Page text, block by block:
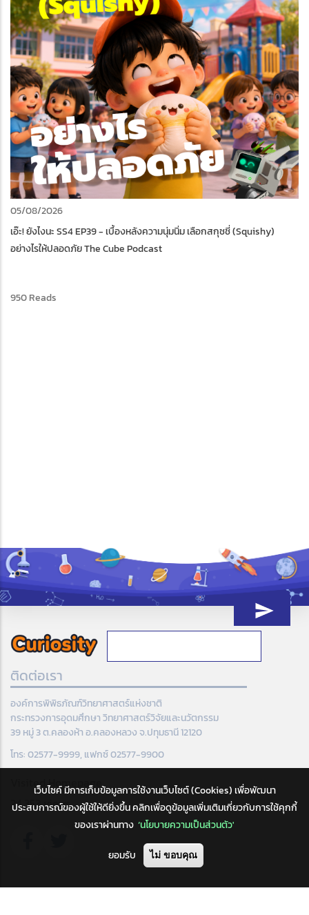
05/08/2026
เอ๊ะ! ยังไงนะ SS4 EP39 - เบื้องหลังความนุ่มนิ่ม เลือกสกุชชี่ (Squishy)
อย่างไรให้ปลอดภัย The Cube Podcast
950 Reads
ติดต่อเรา
องค์การพิพิธภัณฑ์วิทยาศาสตร์แห่งชาติ
กระทรวงการอุดมศึกษา วิทยาศาสตร์วิจัยและนวัตกรรม
39 หมู่ 3 ต.คลองห้า อ.คลองหลวง จ.ปทุมธานี 12120
โทร: 02577-9999, แฟกซ์ 02577-9900
Visited Homepage
24,353 views
เว็บไซค์ มีการเก็บข้อมูลการใช้งานเว็บไซต์ (Cookies) เพื่อพัฒนา
ประสบการณ์ของผู้ใช้ให้ดียิ่งขึ้น คลิกเพื่อดูข้อมูลเพิ่มเติมเกี่ยวกับการใช้คุกกี้
ของเราผ่านทาง ‘นโยบายความเป็นส่วนตัว'
ยอมรับ ไม่ ขอบคุณ